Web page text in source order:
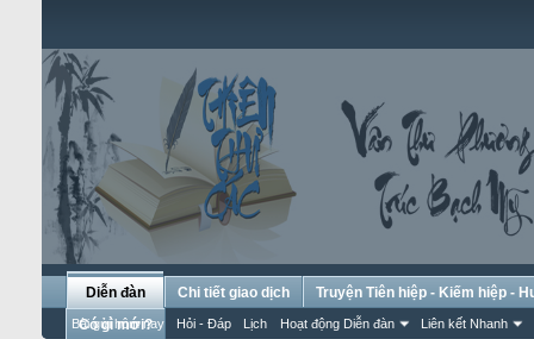
Diễn đàn
Bài gửi hôm nay Hỏi - Đáp Lịch Hoạt động Diễn đàn Liên kết Nhanh
Chi tiết giao dịch
Truyện Tiên hiệp - Kiếm hiệp -
Có gì mới?